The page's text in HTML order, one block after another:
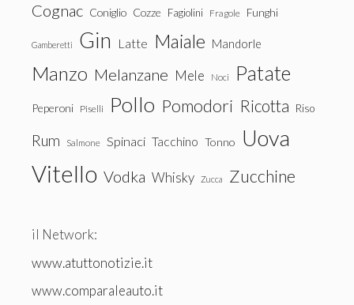
Cognac Coniglio Cozze Fagiolini Fragole Funghi
Gamberetti Gin Latte Maiale Mandorle
Manzo Melanzane Mele Noci Patate
Peperoni Piselli Pollo Pomodori Ricotta Riso
Rum Salmone Spinaci Tacchino Tonno Uova
Vitello Vodka Whisky Zucca Zucchine
il Network:
www.atuttonotizie.it
www.comparaleauto.it